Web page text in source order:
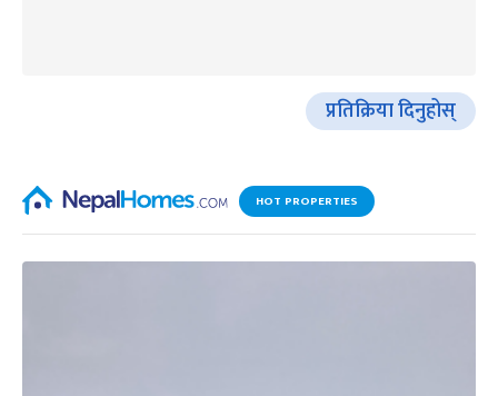
प्रतिक्रिया दिनुहोस्
HOT PROPERTIES